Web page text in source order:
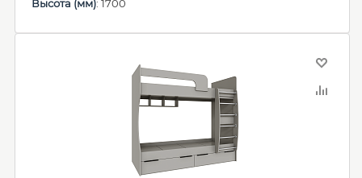
Высота (мм): 1700